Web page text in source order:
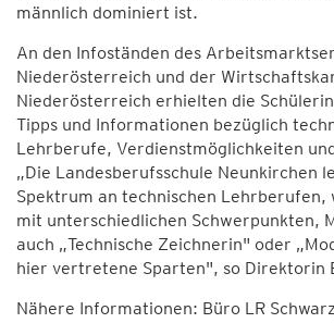
männlich dominiert ist.
An den Infoständen des
Niederösterreich und der
Niederösterreich erhielten die
Tipps und Informationen bezüglich
Lehrberufe, Verdienstmöglichkeiten
„Die Landesberufsschule Neunkirchen
Spektrum an technischen Lehrberufen,
mit unterschiedlichen Schwerpunkten,
auch „Technische Zeichnerin" oder
hier vertretene Sparten", so Direktorin
Nähere Informationen: Büro LR